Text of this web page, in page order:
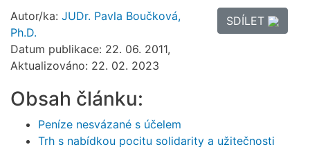
Autor/ka: JUDr. Pavla Boučková,
Ph.D.
Datum publikace: 22. 06. 2011,
Aktualizováno: 22. 02. 2023
SDÍLET
Obsah článku:
Peníze nesvázané s účelem
Trh s nabídkou pocitu solidarity a užitečnosti